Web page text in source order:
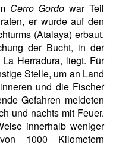
Cerro Gordo war Teil
er wurde auf den
(Atalaya) erbaut.
der Bucht, in der
La Herradura, liegt. Für
Stelle, um an Land
und die Fischer
Gefahren meldeten
und nachts mit Feuer.
innerhalb weniger
1000 Kilometern